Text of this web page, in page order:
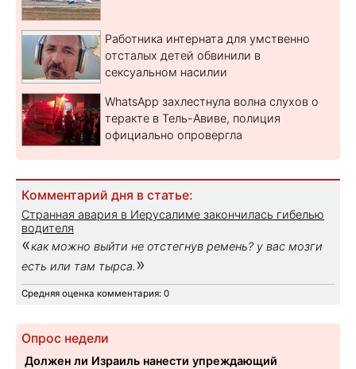
Работника интерната для умственно
отсталых детей обвинили в
сексуальном насилии
WhatsApp захлестнула волна слухов о
теракте в Тель-Авиве, полиция
официально опровергла
Комментарий дня в статье:
Странная авария в Иерусалиме закончилась гибелью
водителя
«как можно выйти не отстегнув ремень? у вас мозги
есть или там тырса. »
Средняя оценка комментария: 0
Опрос недели
Должен ли Израиль нанести упреждающий